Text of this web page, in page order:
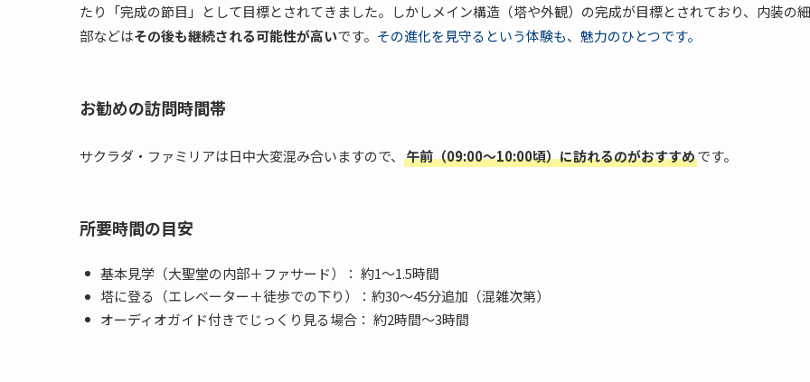
たり「完成の節目」として目標とされてきました。しかしメイン構造（塔や外観）の完成が目標とされており、内装の細
部などはその後も継続される可能性が高いです。 その進化を見守るという体験も、魅力のひとつです。
お勧めの訪問時間帯
サクラダ・ファミリアは日中大変混み合いますので、 午前（09:00～10:00頃）に訪れるのがおすすめです。
所要時間の目安
基本見学（大聖堂の内部＋ファサード）： 約1〜1.5時間
塔に登る（エレベーター＋徒歩での下り）：約30〜45分追加（混雑次第）
オーディオガイド付きでじっくり見る場合： 約2時間〜3時間